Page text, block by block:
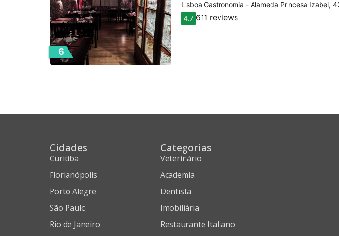
6
Lisboa Gastronomia - Alameda Princesa Izabel,
4.7 611 reviews
Cidades
Curitiba
Florianópolis
Porto Alegre
São Paulo
Rio de Janeiro
Categorias
Veterinário
Academia
Dentista
Imobiliária
Restaurante Italiano